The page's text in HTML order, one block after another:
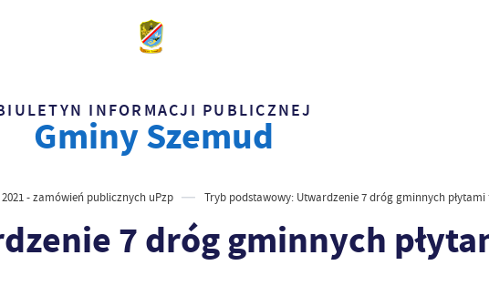
INFORMACJI PUBLICZNEJ
Gminy Szemud
2021 - zamówień publicznych uPzp Tryb podstawowy: Utwardzenie 7 dróg gminnych
7 dróg gminnych